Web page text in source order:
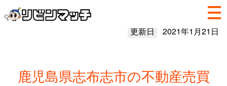
更新日 2021年1月21日
鹿児島県志布志市の不動産売買